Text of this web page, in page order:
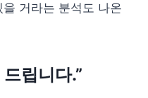
을 거라는 분석도 나온
립니다.”